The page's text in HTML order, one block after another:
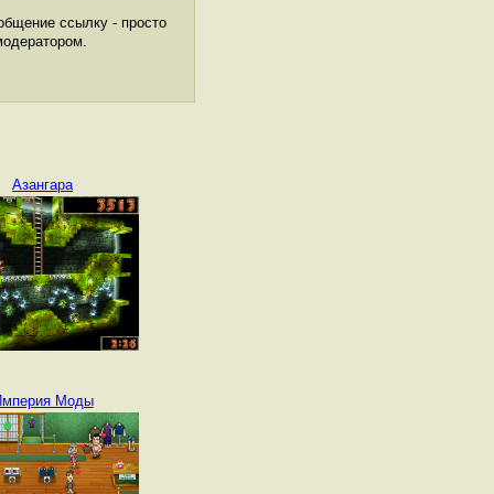
ссылку - просто
Азангара
Моды